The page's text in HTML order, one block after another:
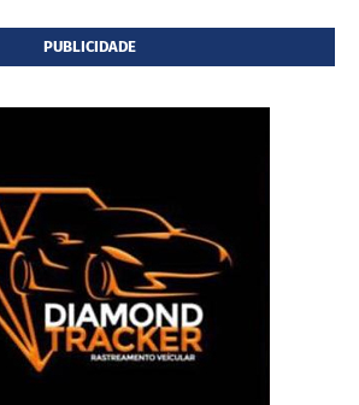
PUBLICIDADE